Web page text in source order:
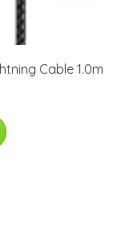
Cable 1.0m